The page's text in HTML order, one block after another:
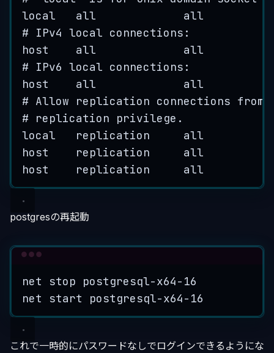
local   all             all
# IPv4 local connections:
host    all             all
# IPv6 local connections:
host    all             all
# Allow replication connections
# replication privilege.
local   replication     all
host    replication     all
host    replication     all
postgresの再起動
net stop
postgresql-x64-16
net
start postgresql-x64-16
これで一時的にパスワードなしでログインできるようにな